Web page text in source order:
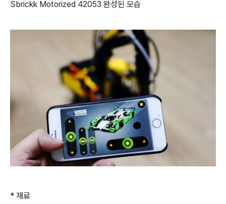
Sbrickk Motorized 42053 완성된 모습
* 재료